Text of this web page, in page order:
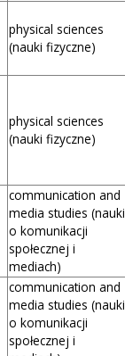
physical sciences
(nauki fizyczne)
physical sciences
(nauki fizyczne)
communication and
media studies (nauki
o komunikacji
społecznej i
mediach)
communication and
media studies (nauki
o komunikacji
społecznej i